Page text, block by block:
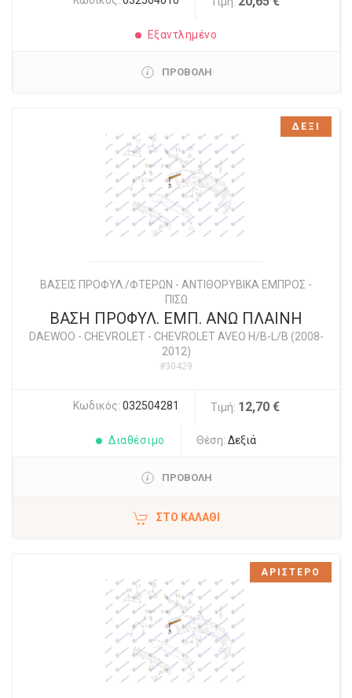
Εξαντλημένο
ΠΡΟΒΟΛΗ
ΒΑΣΕΙΣ ΠΡΟΦΥΛ./ΦΤΕΡΩΝ - ΑΝΤΙΘΟΡΥΒΙΚΑ ΕΜΠΡΟΣ -
ΠΙΣΩ
ΒΑΣΗ ΠΡΟΦΥΛ. ΕΜΠ. ΑΝΩ ΠΛΑΙΝΗ
DAEWOO - CHEVROLET- CHEVROLET AVEO H/B-L/B (2008-
2012)
#30429
Κωδικός: 032504281 Τιμή: 12,70 €
Διαθέσιμο Θέση: Δεξιά
ΠΡΟΒΟΛΗ
ΣΤΟ ΚΑΛΆΘΙ
ΔΕΞΙ
ΑΡΙΣΤΕΡΟ